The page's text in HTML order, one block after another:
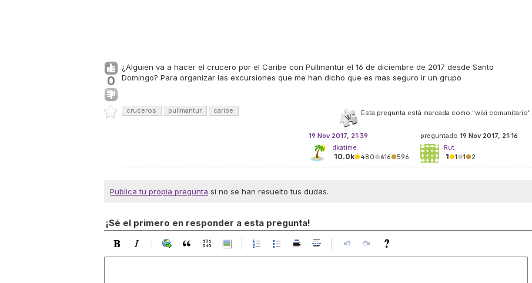
0
¿Alguien va a hacer el crucero por el Caribe con Pullmantur el 16 de diciembre de 2017 desde Santo
Domingo? Para organizar las excursiones que me han dicho que es mas seguro ir un grupo
cruceros pullmantur caribe Esta pregunta está marcada como "wiki comunitario".
preguntado 19 Nov 2017, 21:16
Rut
1●1●1●2
19 Nov 2017, 21:39
dkatime
10.0k●480●616●596
Publica tu propia pregunta si no se han resuelto tus dudas.
¡Sé el primero en responder a esta pregunta!